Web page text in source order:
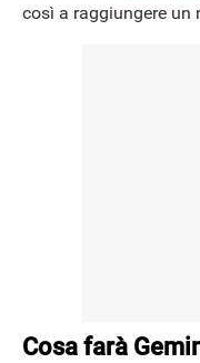
così a raggiungere un
Cosa farà